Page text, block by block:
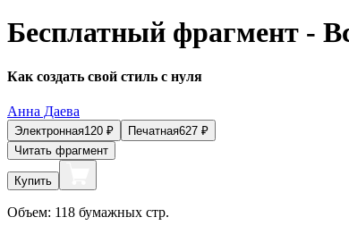
Бесплатный фрагмент -
Как создать свой стиль с нуля
Анна Даева
Электронная120 ₽ Печатная627 ₽
Читать фрагмент
Купить
Объем: 118 бумажных стр.